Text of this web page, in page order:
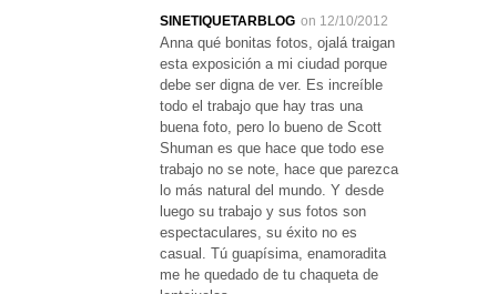
SINETIQUETARBLOG on 12/10/2012
Anna qué bonitas fotos, ojalá traigan
esta exposición a mi ciudad porque
debe ser digna de ver. Es increíble
todo el trabajo que hay tras una
buena foto, pero lo bueno de Scott
Shuman es que hace que todo ese
trabajo no se note, hace que parezca
lo más natural del mundo. Y desde
luego su trabajo y sus fotos son
espectaculares, su éxito no es
casual. Tú guapísima, enamoradita
me he quedado de tu chaqueta de